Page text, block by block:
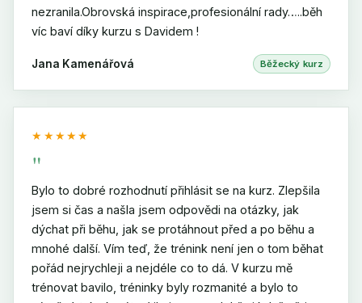
nezranila.Obrovská inspirace,profesionální rady…..běh
víc baví díky kurzu s Davidem !
Jana Kamenářová Běžecký kurz
★★★★★
"
Bylo to dobré rozhodnutí přihlásit se na kurz. Zlepšila
jsem si čas a našla jsem odpovědi na otázky, jak
dýchat při běhu, jak se protáhnout před a po běhu a
mnohé další. Vím teď, že trénink není jen o tom běhat
pořád nejrychleji a nejdéle co to dá. V kurzu mě
trénovat bavilo, tréninky byly rozmanité a bylo to